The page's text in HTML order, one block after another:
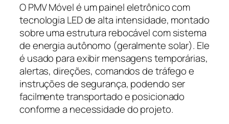
O PMV Móvel é um painel eletrônico com
tecnologia LED de alta intensidade, montado
sobre uma estrutura rebocável com sistema
de energia autônomo (geralmente solar). Ele
é usado para exibir mensagens temporárias,
alertas, direções, comandos de tráfego e
instruções de segurança, podendo ser
facilmente transportado e posicionado
conforme a necessidade do projeto.